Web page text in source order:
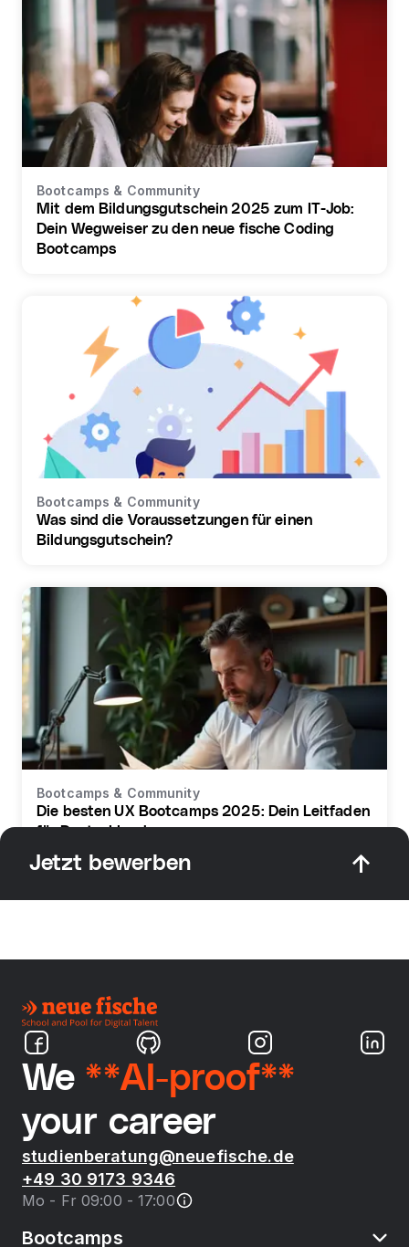
Bootcamps & Community
Mit dem Bildungsgutschein 2025 zum IT-Job:
Dein Wegweiser zu den neue fische Coding
Bootcamps
Bootcamps & Community
Was sind die Voraussetzungen für einen
Bildungsgutschein?
Bootcamps & Community
Die besten UX Bootcamps 2025: Dein Leitfaden
für Deutschland
Jetzt bewerben
We **AI-proof**
your career
studienberatung@neuefische.de
+49 30 9173 9346
Mo - Fr 09:00 - 17:00
Bootcamps